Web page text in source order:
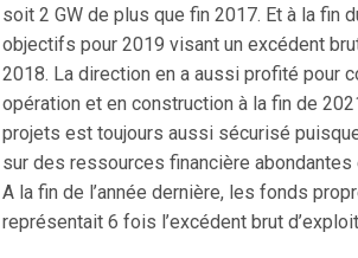
soit 2 GW de plus que fin 2017. Et à la fin
objectifs pour 2019 visant un excédent
2018. La direction en a aussi profité pour
opération et en construction à la fin de
projets est toujours aussi sécurisé
sur des ressources financière
A la fin de l’année dernière, les fonds
représentait 6 fois l’excédent brut